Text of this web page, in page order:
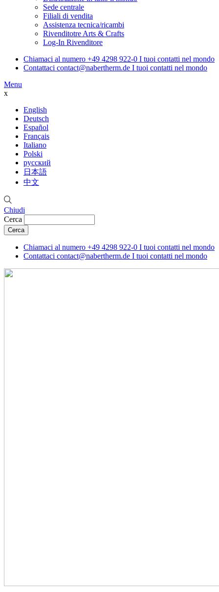
Sede centrale
Filiali di vendita
Assistenza tecnica/ricambi
Rivenditotre Arts & Crafts
Log-In Rivenditore
Chiamaci al numero +49 4298 922-0 I tuoi contatti nel mondo
Contattaci contact@nabertherm.de I tuoi contatti nel mondo
Menu
x
English
Deutsch
Español
Français
Italiano
Polski
русский
日本語
中文
Chiudi
Cerca
Chiamaci al numero +49 4298 922-0 I tuoi contatti nel mondo
Contattaci contact@nabertherm.de I tuoi contatti nel mondo